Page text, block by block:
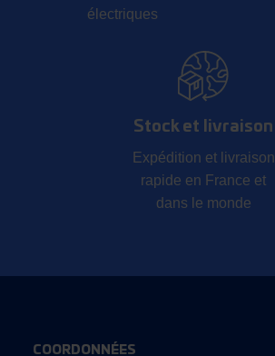
électriques
Stock et livraison
Expédition et livraison
rapide en France et
dans le monde
COORDONNÉES